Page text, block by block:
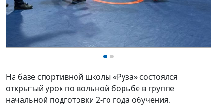
На базе спортивной школы «Руза» состоялся
открытый урок по вольной борьбе в группе
начальной подготовки 2-го года обучения.